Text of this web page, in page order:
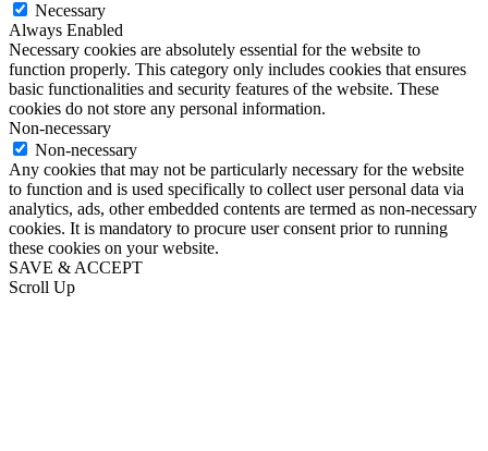
Necessary
Always Enabled
Necessary cookies are absolutely essential for the website to
function properly. This category only includes cookies that ensures
basic functionalities and security features of the website. These
cookies do not store any personal information.
Non-necessary
Non-necessary
Any cookies that may not be particularly necessary for the website
to function and is used specifically to collect user personal data via
analytics, ads, other embedded contents are termed as non-necessary
cookies. It is mandatory to procure user consent prior to running
these cookies on your website.
SAVE & ACCEPT
Scroll Up